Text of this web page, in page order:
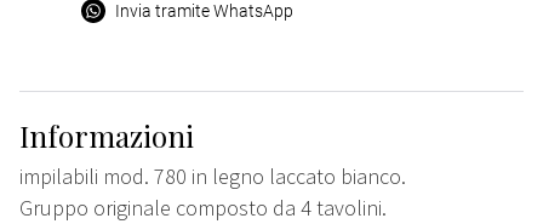
Invia tramite WhatsApp
Informazioni
impilabili mod. 780 in legno laccato bianco.
Gruppo originale composto da 4 tavolini.